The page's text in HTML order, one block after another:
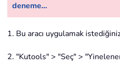
deneme...
1. Bu aracı uygulamak
2. "Kutools" > "Seç" >